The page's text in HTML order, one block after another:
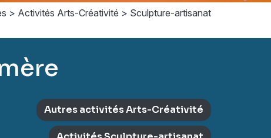
> Activités Arts-Créativité > Sculpture-artisanat
Autres activités Arts-Créativité